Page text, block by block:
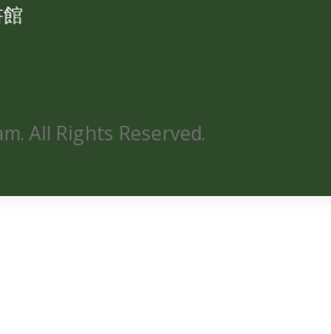
All Rights Reserved.